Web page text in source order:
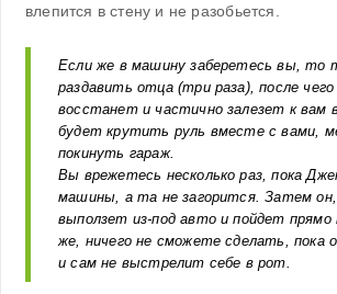
влепится в стену и не разобьется.
Если же в машину заберетесь вы, то
раздавить отца (три раза), после чего
восстанет и частично залезет к вам
будет крутить руль вместе с вами,
покинуть гараж.
Вы врежетесь несколько раз, пока
машины, а та не загорится. Затем он,
выползет из-под авто и пойдет
же, ничего не сможете сделать, пока
и сам не выстрелит себе в рот.